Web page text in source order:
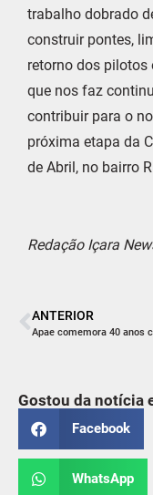
trabalho dobrado
construir pontes,
retorno dos
que nos faz
contribuir para o
próxima etapa da
de Abril, no bairro
Redação Içara
ANTERIOR
Gostou da notícia
Facebook
WhatsApp